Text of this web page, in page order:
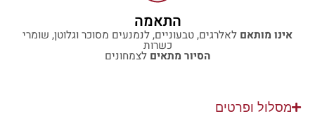
התאמה
אינו מותאם לאלרגים, טבעוניים, לנמנעים מסוכר וגלוטן, שומרי
כשרות
הסיור מתאים לצמחונים
מסלול ופרטים